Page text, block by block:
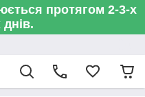
протягом 2-3-х